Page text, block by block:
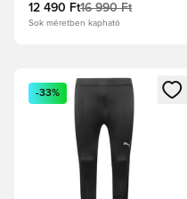
12 490 Ft16 990 Ft
Sok méretben kapható
Megnyit egy modált a
-33%